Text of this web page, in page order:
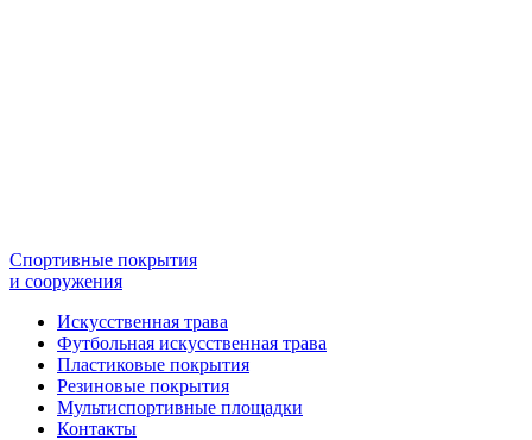
Спортивные покрытия
и сооружения
Искусственная трава
Футбольная искусственная трава
Пластиковые покрытия
Резиновые покрытия
Мультиспортивные площадки
Контакты